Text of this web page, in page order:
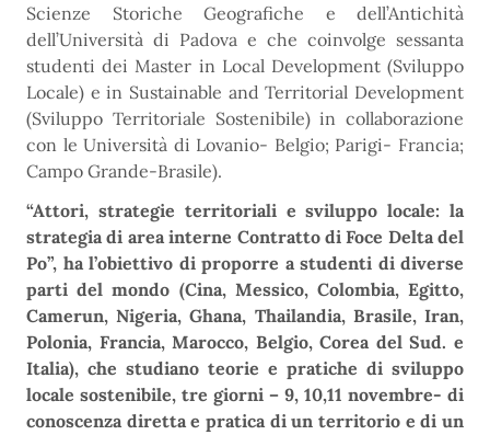
Scienze Storiche Geografiche e dell’Antichità
dell’Università di Padova e che coinvolge sessanta
studenti dei Master in Local Development (Sviluppo
Locale) e in Sustainable and Territorial Development
(Sviluppo Territoriale Sostenibile) in collaborazione
con le Università di Lovanio- Belgio; Parigi- Francia;
Campo Grande-Brasile).
“Attori, strategie territoriali e sviluppo locale: la
strategia di area interne Contratto di Foce Delta del
Po”, ha l’obiettivo di proporre a studenti di diverse
parti del mondo (Cina, Messico, Colombia, Egitto,
Camerun, Nigeria, Ghana, Thailandia, Brasile, Iran,
Polonia, Francia, Marocco, Belgio, Corea del Sud. e
Italia), che studiano teorie e pratiche di sviluppo
locale sostenibile, tre giorni – 9, 10,11 novembre- di
conoscenza diretta e pratica di un territorio e di un